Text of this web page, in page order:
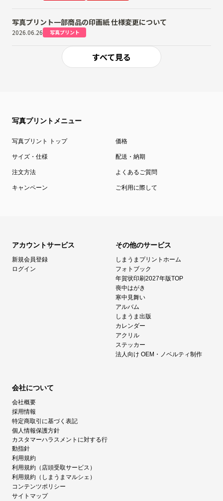
写真プリント一部商品の印画紙 仕様変更について
2026.06.26 写真プリント
すべて見る
写真プリントメニュー
写真プリント トップ 価格
サイズ・仕様 配送・納期
注文方法 よくあるご質問
キャンペーン ご利用に際して
アカウントサービス
新規会員登録
ログイン
その他のサービス
しまうまプリントホーム
フォトブック
年賀状印刷2027年版TOP
喪中はがき
寒中見舞い
アルバム
しまうま出版
カレンダー
アクリル
ステッカー
法人向け OEM・ノベルティ制作
会社について
会社概要
採用情報
特定商取引に基づく表記
個人情報保護方針
カスタマーハラスメントに対する行
動指針
利用規約
利用規約（店頭受取サービス）
利用規約（しまうまマルシェ）
コンテンツポリシー
サイトマップ